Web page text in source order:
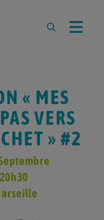
L’ÉQUIPE
DE PRESSE
ZERO WASTE
ZÉRO DÉCHET
À L’ÉCOLE
« MES
VERS
» #2